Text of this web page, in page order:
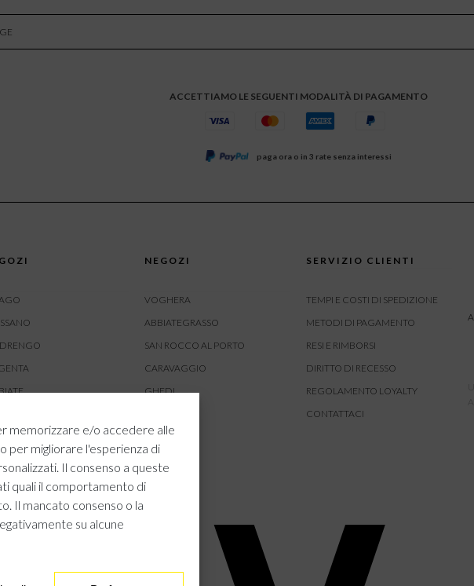
memorizzare e/o accedere alle
per migliorare l'esperienza di
Il consenso a queste
quali il comportamento di
Il mancato consenso o la
su alcune
ACCETTIAMO LE SEGUENTI MODALITÀ DI PAGAMENTO
paga ora o in 3 rate senza interessi
NEGOZI
VOGHERA
ABBIATEGRASSO
SAN ROCCO AL PORTO
CARAVAGGIO
GHEDI
CREMONA
SERVIZIO CLIENTI
TEMPI E COSTI DI SPEDIZIONE
METODI DI PAGAMENTO
RESI E RIMBORSI
DIRITTO DI RECESSO
REGOLAMENTO LOYALTY
CONTATTACI